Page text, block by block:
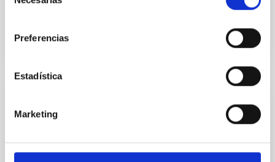
Preferencias
Estadística
Marketing
Clues to inside-out quenching in quiescent
Mg-abundance gradients from JWST-